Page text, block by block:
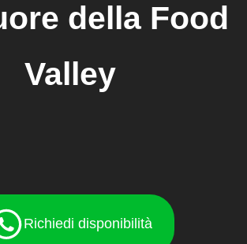
della Food
Valley
Richiedi disponibilità